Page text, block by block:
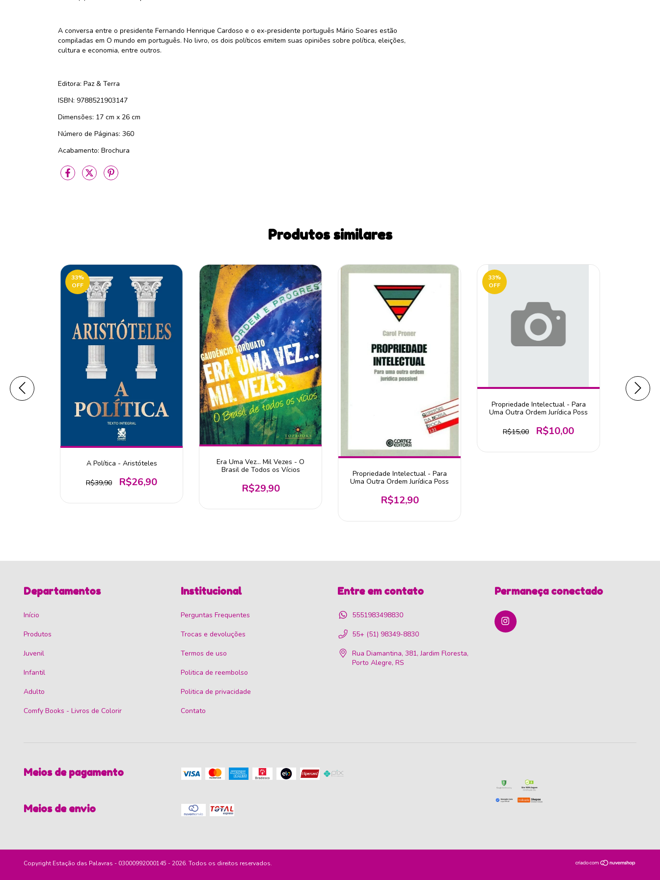
A conversa entre o presidente Fernando Henrique Cardoso e o ex-presidente português Mário Soares estão
compiladas em O mundo em português. No livro, os dois políticos emitem suas opiniões sobre política, eleições,
cultura e economia, entre outros.
Editora: Paz & Terra
ISBN: 9788521903147
Dimensões: 17 cm x 26 cm
Número de Páginas: 360
Acabamento: Brochura
Produtos similares
33%
OFF
A Política - Aristóteles
R$39,90 R$26,90
Era Uma Vez... Mil Vezes - O
Brasil de Todos os Vícios
R$29,90
Propriedade Intelectual - Para
Uma Outra Ordem Jurídica Poss
R$12,90
33%
OFF
Propriedade Intelectual - Para
Uma Outra Ordem Jurídica Poss
R$15,00 R$10,00
Departamentos
Início
Produtos
Juvenil
Infantil
Adulto
Comfy Books - Livros de Colorir
Institucional
Perguntas Frequentes
Trocas e devoluções
Termos de uso
Politica de reembolso
Politica de privacidade
Contato
Entre em contato
5551983498830
55+ (51) 98349-8830
Rua Diamantina, 381, Jardim Floresta,
Porto Alegre, RS
Permaneça conectado
Meios de pagamento
Meios de envio
Copyright Estação das Palavras - 03000992000145 - 2026. Todos os direitos reservados.